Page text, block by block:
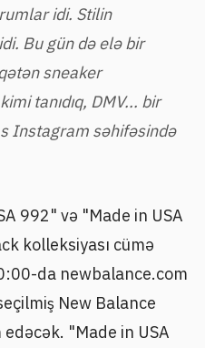
idi. Stilin
Bu gün də elə bir
sneaker
tanıdıq, DMV... bir
Instagram səhifəsində
992" və "Made in USA
kolleksiyası cümə
da newbalance.com
New Balance
edəcək. "Made in USA